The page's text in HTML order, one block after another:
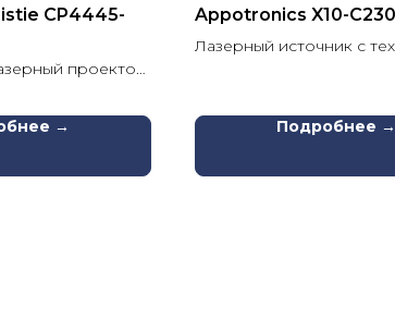
CP4445-
проектор
→
Appotronics X10-
Лазерный источник с
Подробнее →